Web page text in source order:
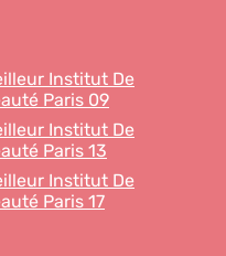
Institut De
Paris 09
Institut De
Paris 13
Institut De
Paris 17